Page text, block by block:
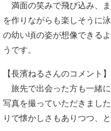
満面の笑みで飛び込み、
を作りながらも楽しそうに
の幼い頃の姿が想像できる
うです。
【長濱ねるさんのコメント】
旅先で出会った方も一緒
写真を撮っていただきまし
りで懐かしさもありつつ、